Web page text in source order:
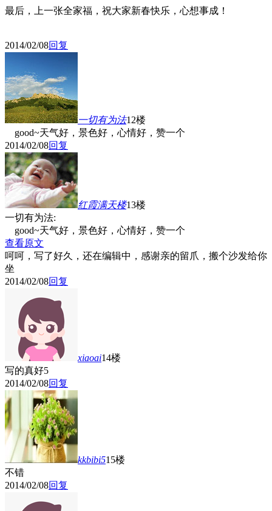
最后，上一张全家福，祝大家新春快乐，心想事成！
2014/02/08回复
一切有为法12楼
good~天气好，景色好，心情好，赞一个
2014/02/08回复
红霞满天楼13楼
一切有为法:
good~天气好，景色好，心情好，赞一个
查看原文
呵呵，写了好久，还在编辑中，感谢亲的留爪，搬个沙发给你
坐
2014/02/08回复
xiaoai14楼
写的真好5
2014/02/08回复
kkbibi515楼
不错
2014/02/08回复